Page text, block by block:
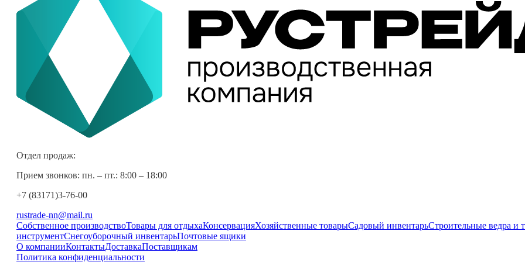
Отдел продаж:
Прием звонков: пн. – пт.: 8:00 – 18:00
+7 (83171)3-76-00
rustrade-nn@mail.ru
Собственное производствоТовары для отдыхаКонсервацияХозяйственные товарыСадовый инвентарьСтроительные ведра и
инструментСнегоуборочный инвентарьПочтовые ящики
О компанииКонтактыДоставкаПоставщикам
Политика конфиденциальности